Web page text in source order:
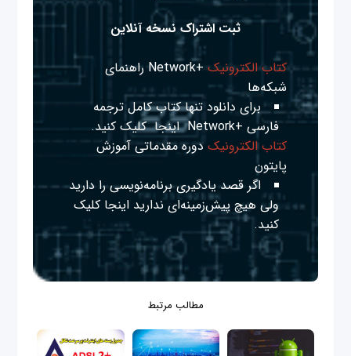
ثبت اشتراک نسخه آنلاین
کتاب الکترونیک
+Network راهنمای
شبکه‌ها
برای دانلود تنها کتاب کامل ترجمه
فارسی +Network
اینجا کلیک کنید.
کتاب الکترونیک دوره مقدماتی آموزش
پایتون
اگر قصد یادگیری برنامه‌نویسی را دارید
ولی هیچ پیش‌زمینه‌ای نداریداینجا کلیک
کنید.
مطالب مرتبط